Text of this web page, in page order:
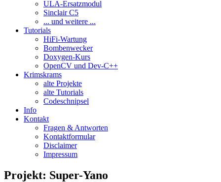
ULA-Ersatzmodul
Sinclair C5
... und weitere ...
Tutorials
HiFi-Wartung
Bombenwecker
Doxygen-Kurs
OpenCV und Dev-C++
Krimskrams
alte Projekte
alte Tutorials
Codeschnipsel
Info
Kontakt
Fragen & Antworten
Kontaktformular
Disclaimer
Impressum
Projekt: Super-Yano